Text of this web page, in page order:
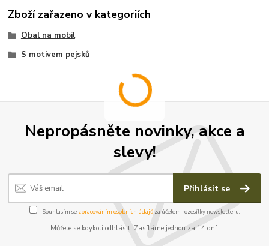
Zboží zařazeno v kategoriích
Obal na mobil
S motivem pejsků
Nepropásněte novinky, akce a
slevy!
Přihlásit se
Souhlasím se zpracováním osobních údajůza účelem rozesílky newsletteru.
Můžete se kdykoli odhlásit. Zasíláme jednou za 14 dní.